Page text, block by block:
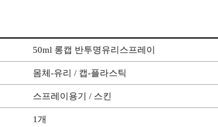
50ml 롱캡 반투명유리스프레이
몸체-유리 / 캡-플라스틱
스프레이용기 / 스킨
1개